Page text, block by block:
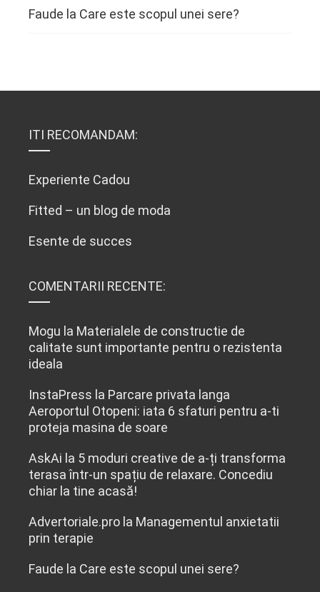
Faude la Care este scopul unei sere?
ITI RECOMANDAM:
Experiente Cadou
Fitted – un blog de moda
Esente de succes
COMENTARII RECENTE:
Mogu la Materialele de constructie de
calitate sunt importante pentru o rezistenta
ideala
InstaPress la Parcare privata langa
Aeroportul Otopeni: iata 6 sfaturi pentru a-ti
proteja masina de soare
AskAi la 5 moduri creative de a-ți transforma
terasa într-un spațiu de relaxare. Concediu
chiar la tine acasă!
Advertoriale.pro la Managementul anxietatii
prin terapie
Faude la Care este scopul unei sere?